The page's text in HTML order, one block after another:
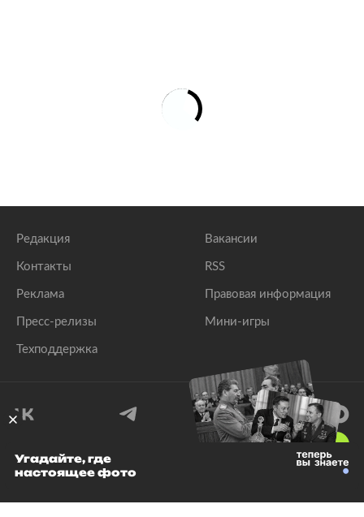
Редакция
Контакты
Реклама
Пресс-релизы
Техподдержка
Вакансии
RSS
Правовая информация
Мини-игры
© 1999–2026 Все права защищены.
Угадайте, где
настоящее фото